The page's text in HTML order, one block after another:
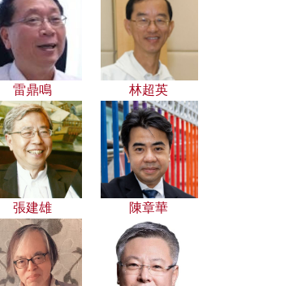
雷鼎鳴 林超英
張建雄 陳章華